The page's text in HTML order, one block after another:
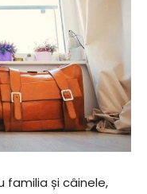
familia și câinele,